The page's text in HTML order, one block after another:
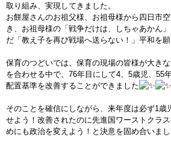
取り組み、実現してきました。
お餅屋さんのお祖父様、お祖母様から四日市
き、お祖母様の「戦争だけは、しちゃあかん
だ「教え子を再び戦場へ送らない！」平和を
保育のつどいでは、保育の現場の皆様が大き
を合わせる中で、76年目にして4、5歳児、55
配置基準を改善することができました
そのことを確信にしながら、来年度は必ず1歳
せよう！改善されたのに先進国ワーストクラ
めにも政治を変えよう！と決意を固め合いまし